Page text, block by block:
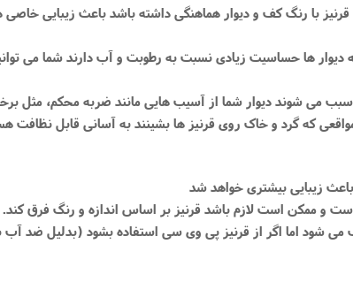
با رنگ کف و دیوار هماهنگی داشته باشد باعث زیبایی
دیوار ها حساسیت زیادی نسبت به رطوبت و آب دارند شما می
می شود اما اگر از قرنیز پی وی سی استفاده بشود (بدلیل